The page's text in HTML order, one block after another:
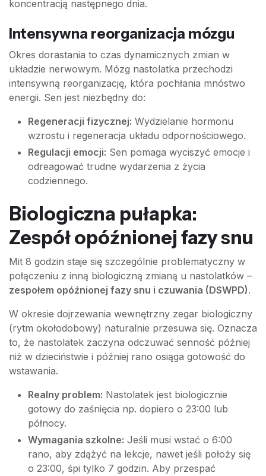
koncentracją następnego dnia.
Intensywna reorganizacja mózgu
Okres dorastania to czas dynamicznych zmian w
układzie nerwowym. Mózg nastolatka przechodzi
intensywną reorganizację, która pochłania mnóstwo
energii. Sen jest niezbędny do:
Regeneracji fizycznej: Wydzielanie hormonu
wzrostu i regeneracja układu odpornościowego.
Regulacji emocji: Sen pomaga wyciszyć emocje i
odreagować trudne wydarzenia z życia
codziennego.
Biologiczna pułapka:
Zespół opóźnionej fazy snu
Mit 8 godzin staje się szczególnie problematyczny w
połączeniu z inną biologiczną zmianą u nastolatków –
zespołem opóźnionej fazy snu i czuwania (DSWPD).
W okresie dojrzewania wewnętrzny zegar biologiczny
(rytm okołodobowy) naturalnie przesuwa się. Oznacza
to, że nastolatek zaczyna odczuwać senność później
niż w dzieciństwie i później rano osiąga gotowość do
wstawania.
Realny problem: Nastolatek jest biologicznie
gotowy do zaśnięcia np. dopiero o 23:00 lub
północy.
Wymagania szkolne: Jeśli musi wstać o 6:00
rano, aby zdążyć na lekcje, nawet jeśli położy się
o 23:00, śpi tylko 7 godzin. Aby przespać